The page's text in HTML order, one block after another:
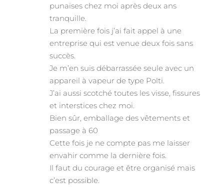
punaises chez moi après deux ans
tranquille.
La première fois j’ai fait appel à une
entreprise qui est venue deux fois sans
succès.
Je m’en suis débarrassée seule avec un
appareil à vapeur de type Polti.
J’ai aussi scotché toutes les visse, fissures
et interstices chez moi.
Bien sûr, emballage des vêtements et
passage à 60
Cette fois je ne compte pas me laisser
envahir comme la dernière fois.
Il faut du courage et être organisé mais
c’est possible.